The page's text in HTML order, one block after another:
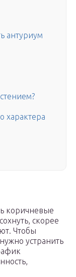
антуриум
характера
коричневые
скорее
Чтобы
устранить